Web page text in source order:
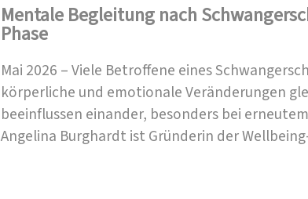
Mentale Begleitung nach
Phase
Mai 2026 – Viele Betroffene eines
körperliche und emotionale Veränderungen
beeinflussen einander, besonders bei
Angelina Burghardt ist Gründerin der